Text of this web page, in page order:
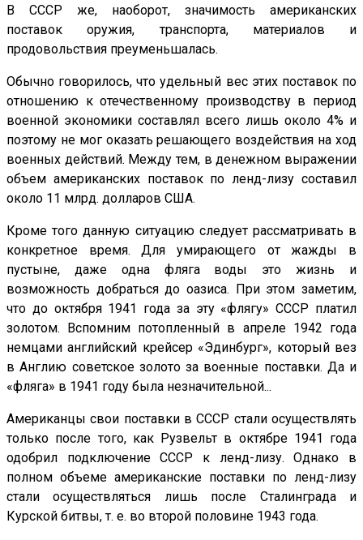
В СССР же, наоборот, значимость американских
поставок оружия, транспорта, материалов и
продовольствия преуменьшалась.
Обычно говорилось, что удельный вес этих поставок по
отношению к отечественному производству в период
военной экономики составлял всего лишь около 4% и
поэтому не мог оказать решающего воздействия на ход
военных действий. Между тем, в денежном выражении
объем американских поставок по ленд-лизу составил
около 11 млрд. долларов США.
Кроме того данную ситуацию следует рассматривать в
конкретное время. Для умирающего от жажды в
пустыне, даже одна фляга воды это жизнь и
возможность добраться до оазиса. При этом заметим,
что до октября 1941 года за эту «флягу» СССР платил
золотом. Вспомним потопленный в апреле 1942 года
немцами английский крейсер «Эдинбург», который вез
в Англию советское золото за военные поставки. Да и
«фляга» в 1941 году была незначительной...
Американцы свои поставки в СССР стали осуществлять
только после того, как Рузвельт в октябре 1941 года
одобрил подключение СССР к ленд-лизу. Однако в
полном объеме американские поставки по ленд-лизу
стали осуществляться лишь после Сталинграда и
Курской битвы, т. е. во второй половине 1943 года.